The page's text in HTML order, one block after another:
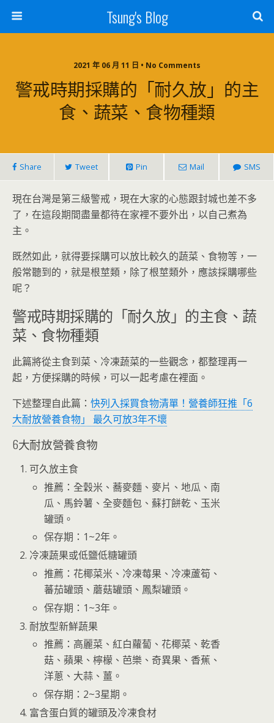
Tsung's Blog
2021 年 06 月 11 日 • No Comments
警戒時期採購的「耐久放」的主
食、蔬菜、食物種類
Share Tweet Pin Mail SMS
現在台灣是第三級警戒，現在大家的心態跟封城也差不多
了，在這段期間盡量都待在家裡不要外出，以自己煮為
主。
既然如此，就得要採購可以放比較久的蔬菜、食物等，一
般常聽到的，就是根莖類，除了根莖類外，應該採購哪些
呢？
警戒時期採購的「耐久放」的主食、蔬
菜、食物種類
此篇將從主食到菜、冷凍蔬菜的一些觀念，都整理再一
起，方便採購的時候，可以一起考慮在裡面。
下述整理自此篇： 快列入採買食物清單！營養師狂推「6
大耐放營養食物」 最久可放3年不壞
6大耐放營養食物
可久放主食
推薦：全穀米、蕎麥麵、麥片、地瓜、南
瓜、馬鈴薯、全麥麵包、蘇打餅乾、玉米
罐頭。
保存期：1~2年。
冷凍蔬果或低鹽低糖罐頭
推薦：花椰菜米、冷凍莓果、冷凍蘆筍、
蕃茄罐頭、蘑菇罐頭、鳳梨罐頭。
保存期：1~3年。
耐放型新鮮蔬果
推薦：高麗菜、紅白蘿蔔、花椰菜、乾香
菇、蘋果、檸檬、芭樂、奇異果、香蕉、
洋蔥、大蒜、薑。
保存期：2~3星期。
富含蛋白質的罐頭及冷凍食材